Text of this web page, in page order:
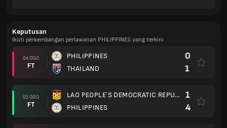
Keputusan
Ikuti perkembangan perlawanan PHILIPPINES yang terkini
04 OGO
FT
PHILIPPINES
THAILAND
0
1
01 OGO
FT
LAO PEOPLE´S DEMOCRATIC REPUBLIC
PHILIPPINES
1
4